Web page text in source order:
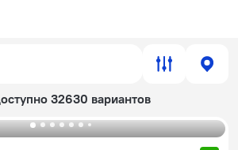
32630 вариантов